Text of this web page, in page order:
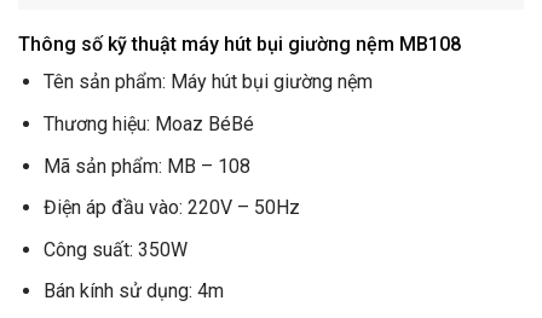
Thông số kỹ thuật máy hút bụi giường nệm MB108
Tên sản phẩm: Máy hút bụi giường nệm
Thương hiệu: Moaz BéBé
Mã sản phẩm: MB – 108
Điện áp đầu vào: 220V – 50Hz
Công suất: 350W
Bán kính sử dụng: 4m